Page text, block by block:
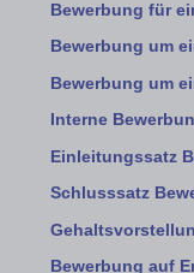
Bewerbung für
Bewerbung um
Bewerbung um
Interne
Einleitungssatz
Schlusssatz
Bewerbung auf